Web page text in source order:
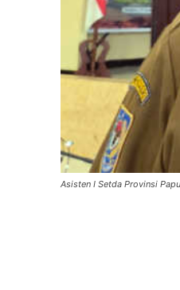
Asisten I Setda Provinsi